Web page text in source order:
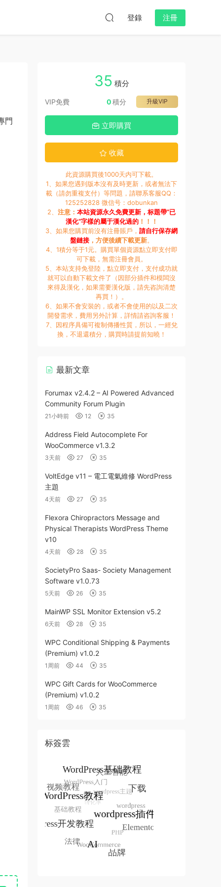
登錄 注冊
門
35 積分
VIP免費 升級VIP
0積分
立即購買
收藏
此資源購買後1000天内可下載。
1、如果您遇到版本沒有及時更新，或者無法下
載（請勿重複支付）等問題，請聯系客服QQ：
125252828 微信号：dobunkan
2、 注意： 本站資源永久免費更新，标題帶“已
漢化”字樣的屬于漢化過的！！！
3、如果您購買前沒有注冊賬戶， 請自行保存網
盤鏈接，方便後續下載更新。
4、1積分等于1元。購買單個資源點立即支付即
可下載，無需注冊會員。
5、本站支持免登陸，點立即支付，支付成功就
就可以自動下載文件了（因部分插件和模闆沒
來得及漢化，如果需要漢化版，請先咨詢清楚
再買！）。
6、如果不會安裝的，或者不會使用的以及二次
開發需求，費用另外計算，詳情請咨詢客服！
7、因程序具備可複制傳播性質，所以，一經兌
換，不退還積分，購買時請提前知曉！
最新文章
Forumax v2.4.2 – AI Powered Advanced
Community Forum Plugin
21小時前 12 35
Address Field Autocomplete For
WooCommerce v1.3.2
3天前 27 35
VoltEdge v11 – 電工電氣維修 WordPress
主題
4天前 27 35
Flexora Chiropractors Message and
Physical Therapists WordPress Theme
v10
4天前 28 35
SocietyPro Saas- Society Management
Software v1.0.73
5天前 26 35
MainWP SSL Monitor Extension v5.2
6天前 28 35
WPC Conditional Shipping & Payments
(Premium) v1.0.2
1周前 44 35
WPC Gift Cards for WooCommerce
(Premium) v1.0.2
1周前 46 35
标簽雲